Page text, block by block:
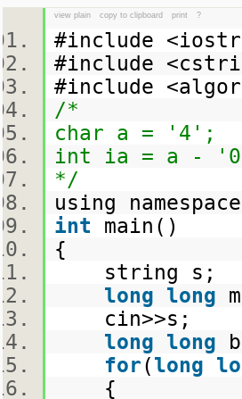
view plain copy to clipboard print ?
#include
#include
#include
/*
char a = '4';
int ia = a -
*/
using
int main()
{
string s;
long
long
cin>>s;
long
long
for(long
{